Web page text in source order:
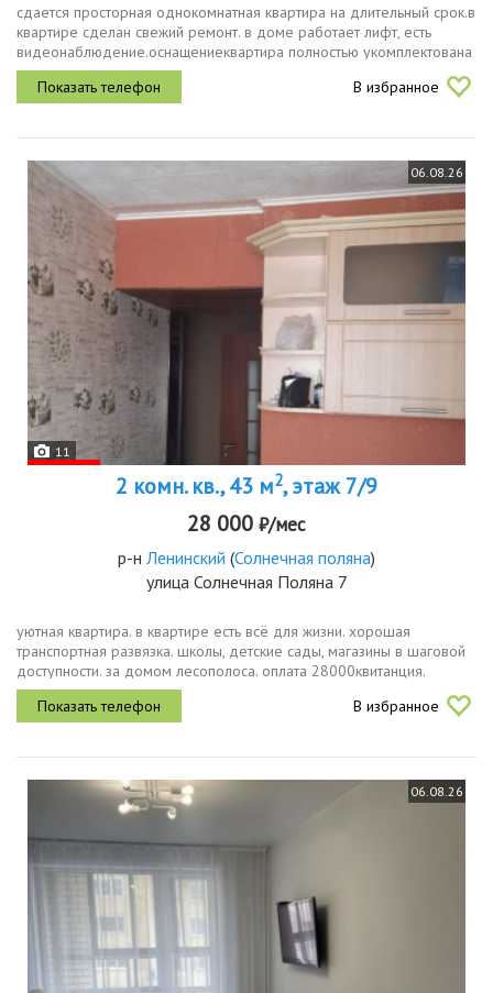
сдается просторная однокомнатная квартира на длительный срок.в
квартире сделан свежий ремонт. в доме работает лифт, есть
видеонаблюдение.оснащениеквартира полностью укомплектована
для комфортной жизни. есть вся необходимая бытовая техника...
В избранное
06.08.26
11
2 комн. кв., 43 м2, этаж 7/9
28 000 ₽/мес
р-н Ленинский (Солнечная поляна)
улица Солнечная Поляна 7
уютная квартира. в квартире есть всё для жизни. хорошая
транспортная развязка. школы, детские сады, магазины в шаговой
доступности. за домом лесополоса. оплата 28000квитанция.
В избранное
06.08.26